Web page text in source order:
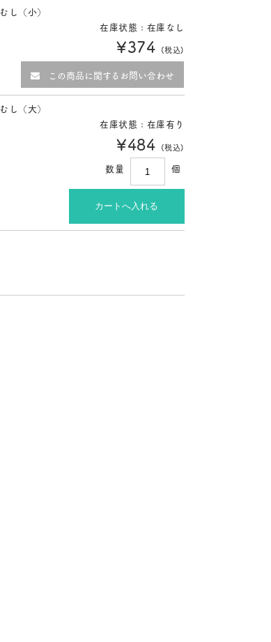
し（小）
在庫状態 : 在庫なし
¥374 (税込)
この商品に関するお問い合わせ
し（大）
在庫状態 : 在庫有り
¥484 (税込)
数量 個